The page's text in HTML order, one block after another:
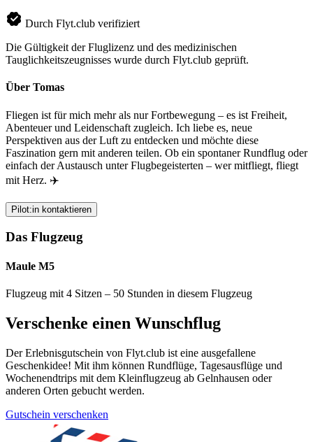
Durch Flyt.club verifiziert
Die Gültigkeit der Fluglizenz und des medizinischen
Tauglichkeitszeugnisses wurde durch Flyt.club geprüft.
Über Tomas
Fliegen ist für mich mehr als nur Fortbewegung – es ist Freiheit,
Abenteuer und Leidenschaft zugleich. Ich liebe es, neue
Perspektiven aus der Luft zu entdecken und möchte diese
Faszination gern mit anderen teilen. Ob ein spontaner Rundflug oder
einfach der Austausch unter Flugbegeisterten – wer mitfliegt, fliegt
mit Herz. ✈️
Pilot:in kontaktieren
Das Flugzeug
Maule M5
Flugzeug mit 4 Sitzen – 50 Stunden in diesem Flugzeug
Verschenke einen Wunschflug
Der Erlebnisgutschein von Flyt.club ist eine ausgefallene
Geschenkidee! Mit ihm können Rundflüge, Tagesausflüge und
Wochenendtrips mit dem Kleinflugzeug ab Gelnhausen oder
anderen Orten gebucht werden.
Gutschein verschenken